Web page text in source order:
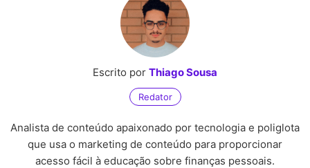
Escrito por Thiago Sousa
Redator
Analista de conteúdo apaixonado por tecnologia e poliglota
que usa o marketing de conteúdo para proporcionar
acesso fácil à educação sobre finanças pessoais.